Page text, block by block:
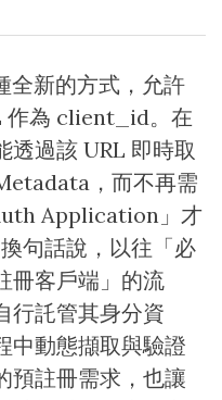
全新的方式，允許
作為 client_id。在
透過該 URL 即時取
，而不再需
Application」才
句話說，以往「必
冊客戶端」的流
行託管其身分資
中動態擷取與驗證
預註冊需求，也讓